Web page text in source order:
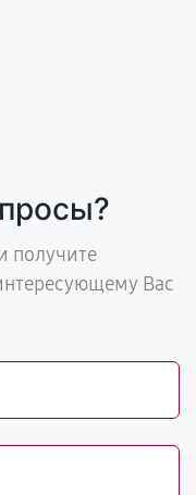
получите
Вас